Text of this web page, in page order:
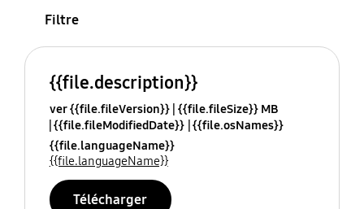
Filtre
{{file.description}}
ver {{file.fileVersion}} {{file.fileSize}} MB
{{file.fileModifiedDate}} {{file.osNames}}
{{file.languageName}}
{{file.languageName}}
Télécharger